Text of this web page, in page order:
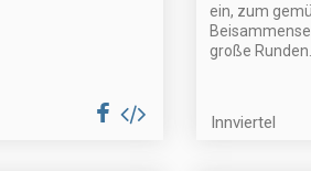
ein, zum
große Runden.
Innviertel